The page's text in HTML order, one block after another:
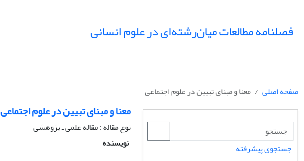
فصلنامه مطالعات میان‌رشته‌ای در علوم انسانی
صفحه اصلی معنا و مبنای تبیین در علوم اجتماعی
معنا و مبنای تبیین در علوم اجتماعی
نوع مقاله : مقاله علمی ـ پژوهشی
نویسنده
جستجوی پیشرفته